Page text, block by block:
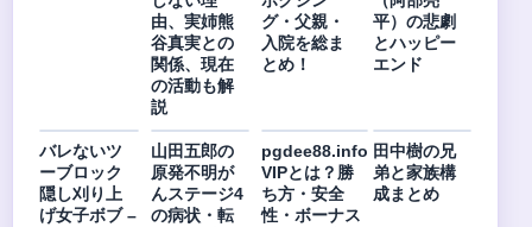
由、実姉熊
谷真実との
関係、現在
の活動も解
説
グ・父親・
入院を総ま
とめ！
平）の悲劇
とハッピー
エンド
バレないツ
ーブロック
隠し刈り上
げ女子ボブ –
山田五郎の
原発不明が
んステージ4
の病状・転
pgdee88.info
VIPとは？勝
ち方・安全
性・ボーナス
田中樹の兄
弟と家族構
成まとめ